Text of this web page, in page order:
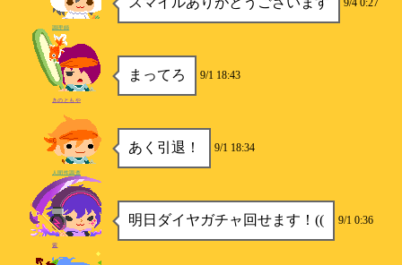
9/4 0:27
調理師
まってろ 9/1 18:43
きのともや
あく引退！ 9/1 18:34
人間性調査
明日ダイヤガチャ回せます！(( 9/1 0:36
紫